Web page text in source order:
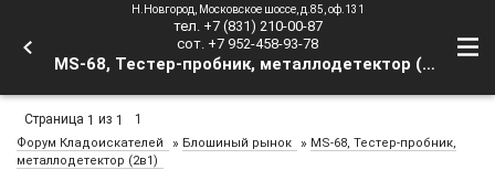
Н.Новгород, Московское шоссе, д.85, оф.131
тел. +7 (831) 210-00-87
сот. +7 952-458-93-78
MS-68, Тестер-пробник, металлодетектор (2в1) - Форум Кладоискателей
Страница 1 из 1 1
Форум Кладоискателей » Блошиный рынок » MS-68, Тестер-пробник,
металлодетектор (2в1)